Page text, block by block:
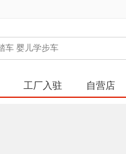
工厂入驻 自营店